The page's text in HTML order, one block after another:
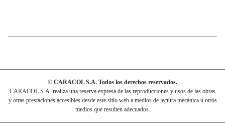
© CARACOL S.A. Todos los derechos reservados.
CARACOL S.A. realiza una reserva expresa de las reproducciones y usos de las obras
y otras prestaciones accesibles desde este sitio web a medios de lectura mecánica u otros
medios que resulten adecuados.